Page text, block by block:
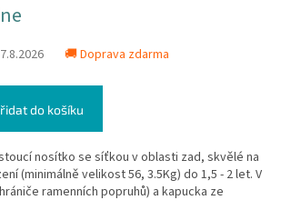
🚚 Doprava zdarma
do košíku
nosítko se síťkou v oblasti zad, skvělé na
(minimálně velikost 56, 3.5Kg) do 1,5 - 2 let. V
ramenních popruhů) a kapucka ze